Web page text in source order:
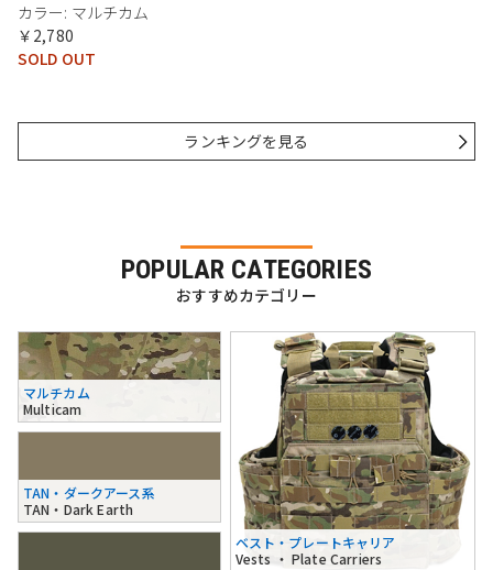
カラー: マルチカム
￥2,780
SOLD OUT
ランキングを見る
POPULAR CATEGORIES
おすすめカテゴリー
マルチカム
Multicam
TAN・ダークアース系
TAN・Dark Earth
ベスト・プレートキャリア
Vests ・ Plate Carriers